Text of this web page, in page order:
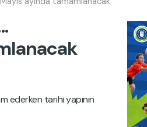
ederken tarihi yapının